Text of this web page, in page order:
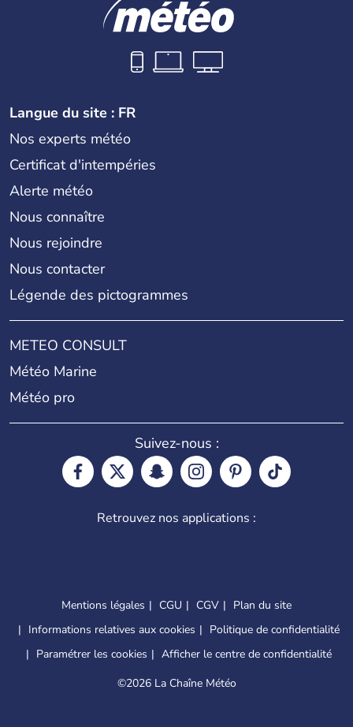
Langue du site : FR
Nos experts météo
Certificat d'intempéries
Alerte météo
Nous connaître
Nous rejoindre
Nous contacter
Légende des pictogrammes
METEO CONSULT
Météo Marine
Météo pro
Suivez-nous :
Retrouvez nos applications :
Mentions légales CGU CGV
Plan du site
Informations relatives aux cookies
Politique de confidentialité
Paramétrer les cookies
Afficher le centre de confidentialité
©2026 La Chaîne Météo